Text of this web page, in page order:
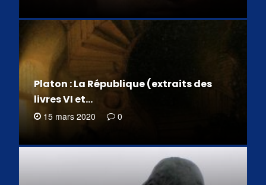
Platon : La République (extraits des
livres VI et…
15 mars 2020 0